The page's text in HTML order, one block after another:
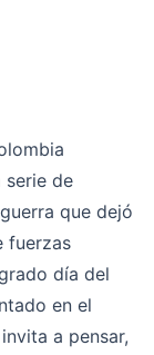
de
que dejó
fuerzas
día del
en el
a pensar,